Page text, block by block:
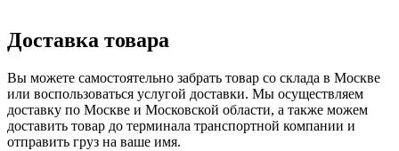
Доставка товара
Вы можете самостоятельно забрать товар со склада в Москве
или воспользоваться услугой доставки. Мы осуществляем
доставку по Москве и Московской области, а также можем
доставить товар до терминала транспортной компании и
отправить груз на ваше имя.